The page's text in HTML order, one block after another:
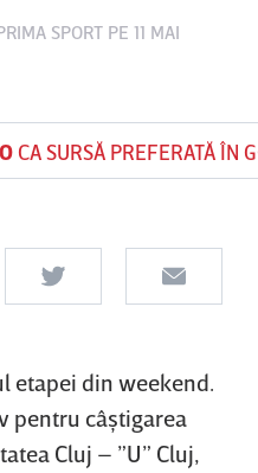
SPORT PE 11 MAI
CA SURSĂ PREFERATĂ ÎN
etapei din weekend.
pentru câştigarea
Cluj – ”U” Cluj,